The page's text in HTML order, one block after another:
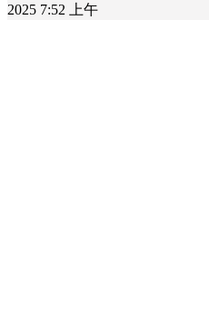
2025 7:52 上午